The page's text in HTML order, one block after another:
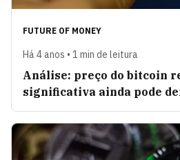
FUTURE OF MONEY
Há 4 anos • 1 min de leitura
Análise: preço do bitcoin
significativa ainda pode